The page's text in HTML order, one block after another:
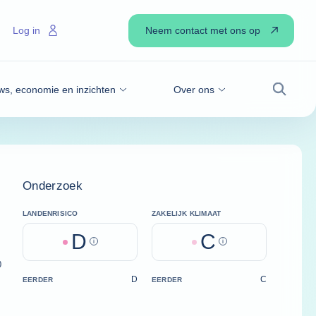
economie en inzichten Over ons
Zoek
Log in Neem contact met ons op
Onderzoek
LANDENRISICO
D Help
ZAKELIJK KLIMAAT
C Help
EERDER D EERDER C